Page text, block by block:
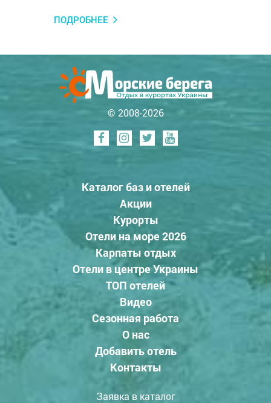
ПОДРОБНЕЕ
© 2008-2026
Каталог баз и отелей
Акции
Курорты
Отели на море 2026
Карпаты отдых
Отели в центре Украины
ТОП отелей
Видео
Сезонная работа
О нас
Добавить отель
Контакты
Заявка в каталог